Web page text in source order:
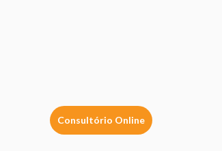
Consultório Online